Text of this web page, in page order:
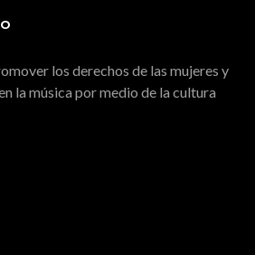
los derechos de las mujeres y
la música por medio de la cultura